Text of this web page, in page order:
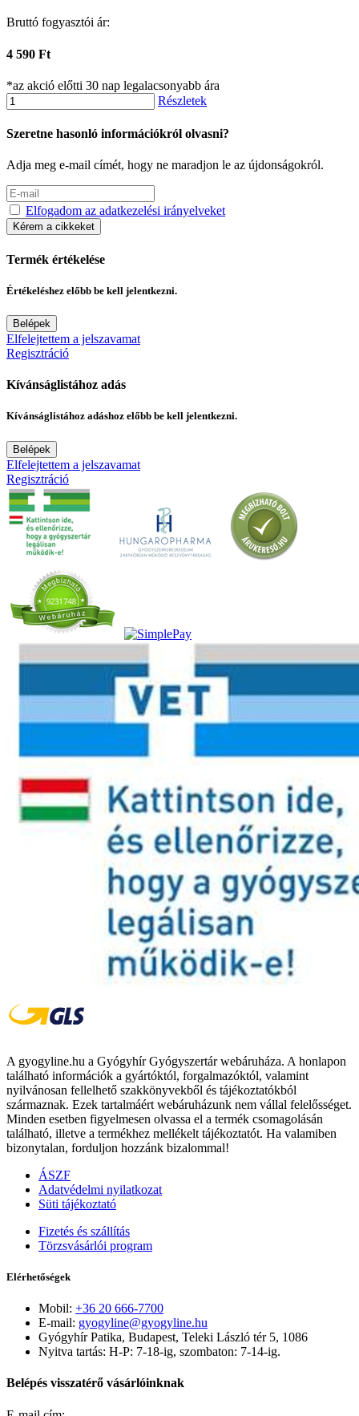
Bruttó fogyasztói ár:
4 590 Ft
*az akció előtti 30 nap legalacsonyabb ára
Részletek
Szeretne hasonló információkról olvasni?
Adja meg e-mail címét, hogy ne maradjon le az újdonságokról.
Elfogadom az adatkezelési irányelveket
Kérem a cikkeket
Termék értékelése
Értékeléshez előbb be kell jelentkezni.
Belépek
Elfelejtettem a jelszavamat
Regisztráció
Kívánságlistához adás
Kívánságlistához adáshoz előbb be kell jelentkezni.
Belépek
Elfelejtettem a jelszavamat
Regisztráció
A gyogyline.hu a Gyógyhír Gyógyszertár webáruháza. A honlapon
található információk a gyártóktól, forgalmazóktól, valamint
nyilvánosan fellelhető szakkönyvekből és tájékoztatókból
származnak. Ezek tartalmáért webáruházunk nem vállal felelősséget.
Minden esetben figyelmesen olvassa el a termék csomagolásán
található, illetve a termékhez mellékelt tájékoztatót. Ha valamiben
bizonytalan, forduljon hozzánk bizalommal!
ÁSZF
Adatvédelmi nyilatkozat
Süti tájékoztató
Fizetés és szállítás
Törzsvásárlói program
Elérhetőségek
Mobil: +36 20 666-7700
E-mail: gyogyline@gyogyline.hu
Gyógyhír Patika, Budapest, Teleki László tér 5, 1086
Nyitva tartás: H-P: 7-18-ig, szombaton: 7-14-ig.
Belépés visszatérő vásárlóinknak